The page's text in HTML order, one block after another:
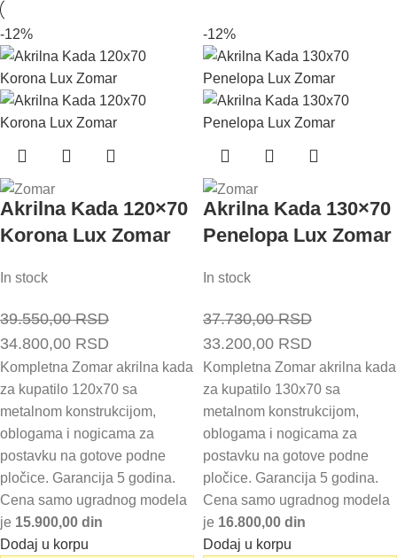
-12%
Akrilna Kada 120×70
Korona Lux Zomar
In stock
39.550,00RSD
Originalna
cena
je
bila:
39.550,00 RSD.
34.800,00 RSD
cena
je:
34.800,00 RSD.
Kompletna Zomar akrilna kada
za kupatilo 120x70 sa
metalnom konstrukcijom,
oblogama i nogicama za
postavku na gotove podne
pločice. Garancija 5 godina.
Cena samo ugradnog modela
je 15.900,00 din
Dodaj u korpu
-12%
Akrilna Kada 130×70
Penelopa Lux Zomar
In stock
37.730,00RSD
Originalna
cena
je
bila:
37.730,00 RSD.
33.200,00 RSD
cena
je:
33.200,00
Kompletna Zomar akrilna kada
za kupatilo 130x70 sa
metalnom konstrukcijom,
oblogama i nogicama za
postavku na gotove podne
pločice. Garancija 5 godina.
Cena samo ugradnog modela
je 16.800,00 din
Dodaj u korpu